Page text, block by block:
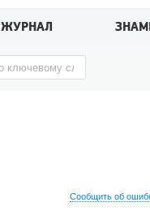
ЖУРНАЛ
Сообщить об